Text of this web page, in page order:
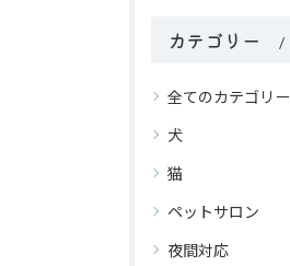
カテゴリー
全てのカテゴリー
犬
猫
ペットサロン
夜間対応